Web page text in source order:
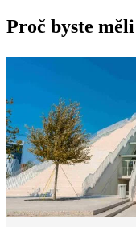
Proč byste